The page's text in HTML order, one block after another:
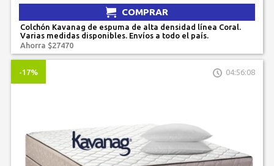
COMPRAR
Colchón Kavanag de espuma de alta densidad línea Coral.
Varias medidas disponibles. Envíos a todo el país.
Ahorra $27470
-17% 04:56:08